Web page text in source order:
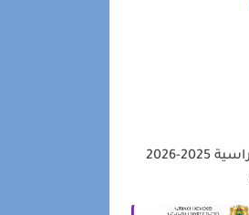
تنظيم السنة الدراسية 2025-2026